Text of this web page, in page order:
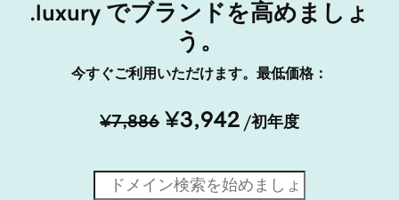
.luxury でブランドを高めましょ
う。
今すぐご利用いただけます。最低価格：
¥7,886 ¥3,942 /初年度